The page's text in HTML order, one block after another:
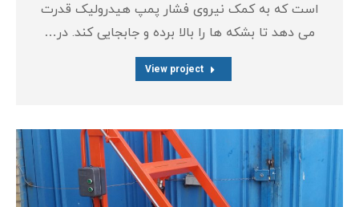
است که به کمک نیروی فشار پمپ هیدرولیک قدرت
می‌ دهد تا بشکه‌ ها را بالا برده و جابجایی کند. در…
View project